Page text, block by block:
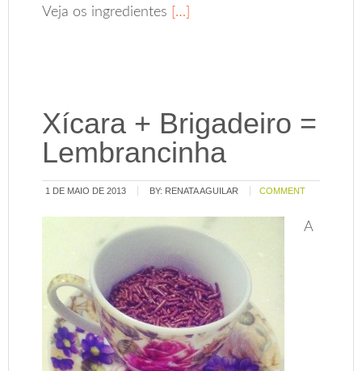
Veja os ingredientes […]
Xícara + Brigadeiro =
Lembrancinha
1 DE MAIO DE 2013 BY: RENATA AGUILAR COMMENT
A